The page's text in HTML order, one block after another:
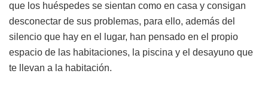
que los huéspedes se sientan como en casa y consigan
desconectar de sus problemas, para ello, además del
silencio que hay en el lugar, han pensado en el propio
espacio de las habitaciones, la piscina y el desayuno que
te llevan a la habitación.